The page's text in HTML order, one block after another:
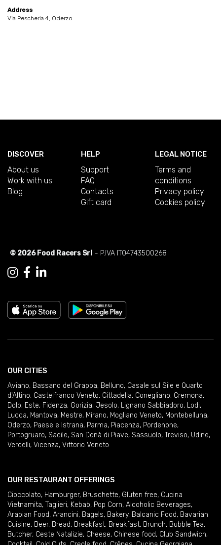
Address
Via Pescheria 4, Oderzo
DISCOVER
About us
Work with us
Blog
HELP
Support
FAQ
Contacts
Gift card
LEGAL NOTICE
Terms and
conditions
Privacy policy
Cookies policy
© 2026 Food Racers Srl - P.IVA IT04743500268
OUR CITIES
Aviano, Bassano del Grappa, Belluno, Casale sul Sile e Quarto
d'Altino, Castelfranco Veneto, Cittadella, Conegliano, Cremona,
Dolo, Este, Fidenza, Gorizia, Jesolo, Lignano Sabbiadoro, Lodi,
Lucca, Mantova, Mestre, Mirano, Mogliano Veneto, Montebelluna,
Oderzo, Paese e Istrana, Parma, Piacenza, Pordenone,
Portogruaro, Sacile, San Donà di Piave, Sassuolo, Treviso, Udine,
Vercelli, Vicenza, Vittorio Veneto
OUR RESTAURANT OFFERINGS
Cioccolato, Hamburger, Bruschette, Gluten free, Cucina
Vietnamita, Taglieri, Kebab, Pop Corn, Alcoholic Beverages,
Arabian Food, Arancini, Bagels, Bakery, Balcanic Food, Bavarian
Cuisine, Beer, Bread, Breakfast, Breakfast, Brunch, Bubble Tea,
Butcher, Ceste Natalizie, Cheese, Chinese food, Club Sandwich,